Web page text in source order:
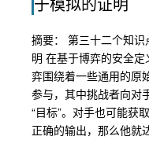
摘要： 第三十二个知
明 在基于博弈的安全
弈围绕着一些通用的原
参与，其中挑战者向对
“目标”。对手也可能获
正确的输出，那么他就